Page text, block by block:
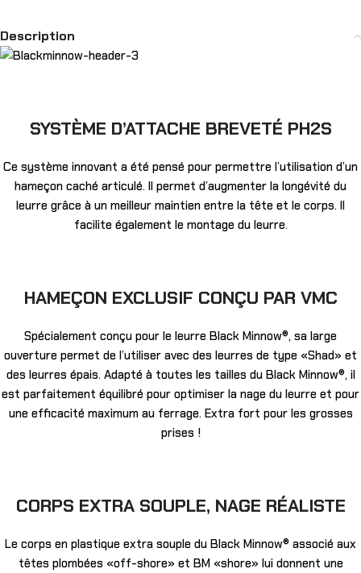
Description
SYSTÈME D’ATTACHE BREVETÉ PH2S
Ce système innovant a été pensé pour permettre l’utilisation d’un
hameçon caché articulé. Il permet d’augmenter la longévité du
leurre grâce à un meilleur maintien entre la tête et le corps. Il
facilite également le montage du leurre.
HAMEÇON EXCLUSIF CONÇU PAR VMC
Spécialement conçu pour le leurre Black Minnow®, sa large
ouverture permet de l’utiliser avec des leurres de type «Shad» et
des leurres épais. Adapté à toutes les tailles du Black Minnow®, il
est parfaitement équilibré pour optimiser la nage du leurre et pour
une efficacité maximum au ferrage. Extra fort pour les grosses
prises !
CORPS EXTRA SOUPLE, NAGE RÉALISTE
Le corps en plastique extra souple du Black Minnow® associé aux
têtes plombées «off-shore» et BM «shore» lui donnent une